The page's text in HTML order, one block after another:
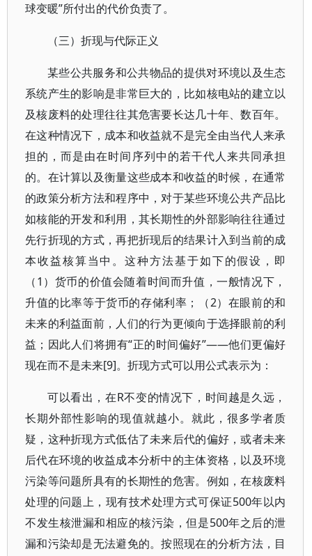
球变暖”所付出的代价负责了。
（三）折现与代际正义
某些公共服务和公共物品的提供对环境以及生态
系统产生的影响是非常巨大的，比如核电站的建立以
及核废料的处理往往其危害要长达几十年、数百年。
在这种情况下，成本和收益就不是完全由当代人来承
担的，而是由在时间序列中的若干代人来共同承担
的。在计算以及衡量这些成本和收益的时候，在通常
的政策分析方法和程序中，对于某些环境公共产品比
如核能的开发和利用，其长期性的外部影响往往通过
先行折现的方式，再把折现后的结果计入到当前的成
本收益核算当中。这种方法基于如下的假设，即
（1）货币的价值会随着时间而升值，一般情况下，
升值的比率等于货币的存储利率；（2）在眼前的和
未来的利益面前，人们的行为更倾向于选择眼前的利
益；因此人们将拥有“正的时间偏好”——他们更偏好
现在而不是未来[9]。折现方式可以用公式表示为：
可以看出，在R不变的情况下，时间越是久远，
长期外部性影响的现值就越小。就此，很多学者质
疑，这种折现方式低估了未来后代的偏好，或者未来
后代在环境的收益成本分析中的主体资格，以及环境
污染等问题所具有的长期性的危害。例如，在核废料
处理的问题上，现有技术处理方式可保证500年以内
不发生核泄漏和相应的核污染，但是500年之后的泄
漏和污染却是无法避免的。按照现在的分析方法，目